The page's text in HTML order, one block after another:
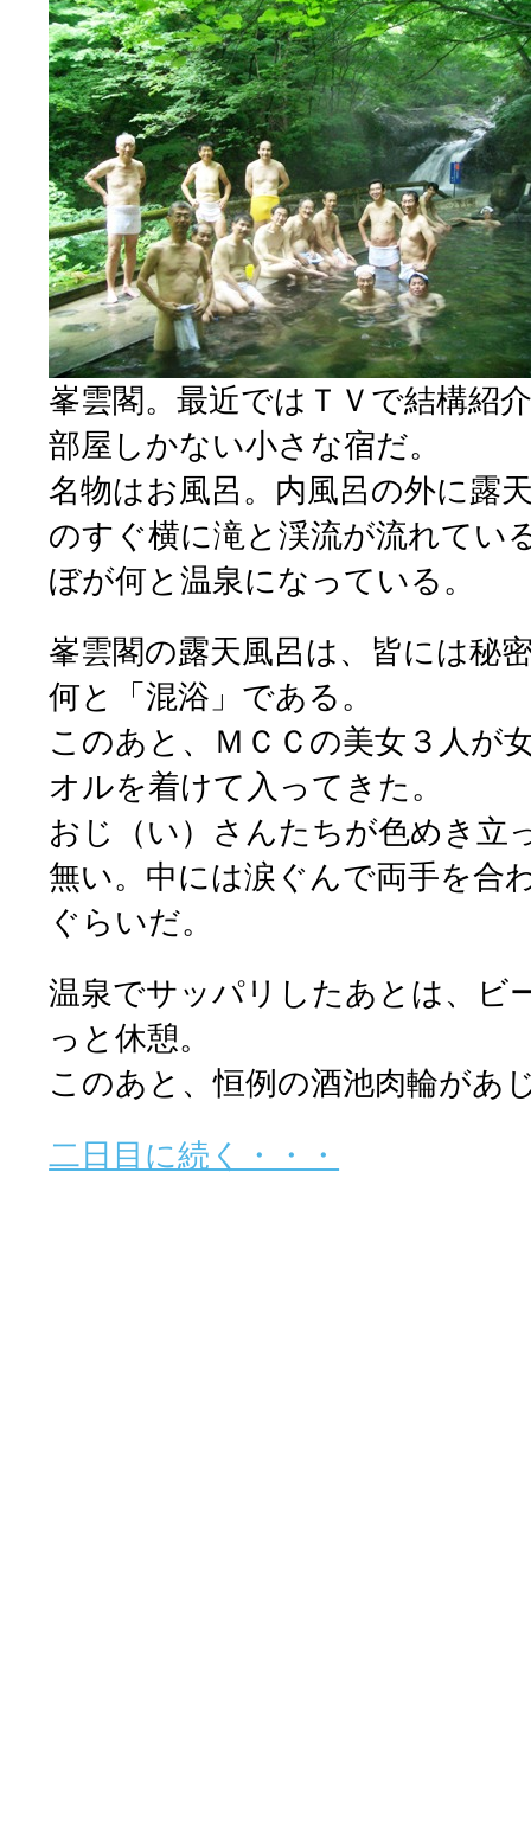
峯雲閣。最近ではＴＶで結構紹
部屋しかない小さな宿だ。
名物はお風呂。内風呂の外に露
のすぐ横に滝と渓流が流れてい
ぼが何と温泉になっている。
峯雲閣の露天風呂は、皆には秘
何と「混浴」である。
このあと、ＭＣＣの美女３人が
オルを着けて入ってきた。
おじ（い）さんたちが色めき立
無い。中には涙ぐんで両手を合
ぐらいだ。
温泉でサッパリしたあとは、ビ
っと休憩。
このあと、恒例の酒池肉輪があ
二日目に続く・・・